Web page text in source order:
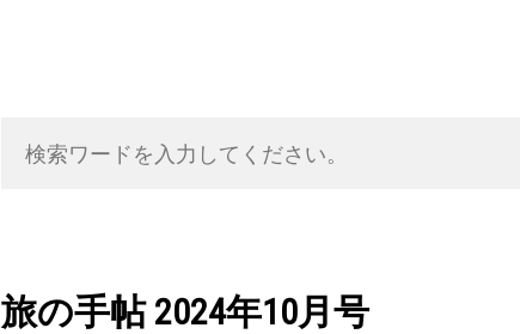
旅の手帖 2024年10月号